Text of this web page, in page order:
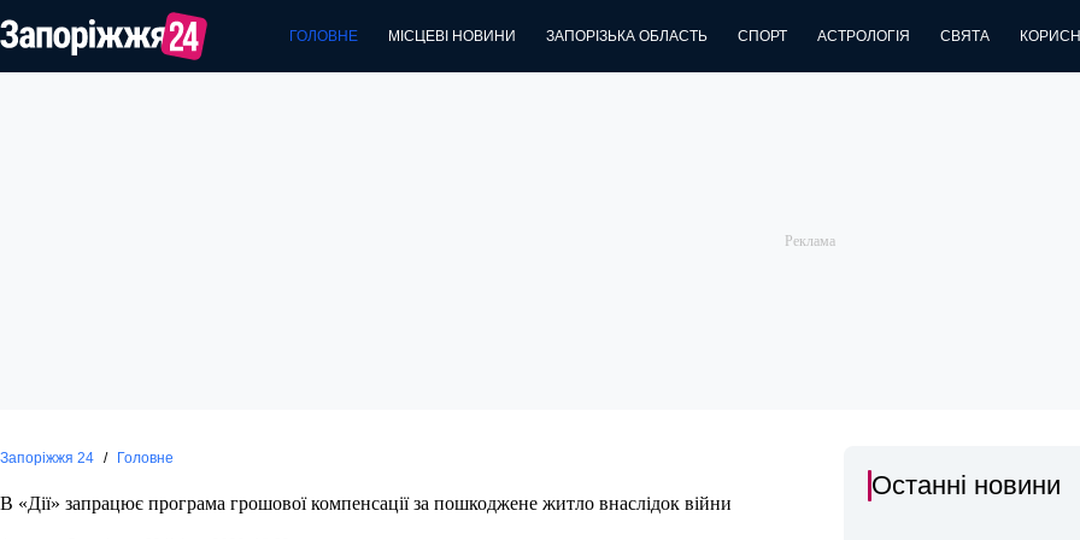
до
вмісту
ГОЛОВНЕ МІСЦЕВІ НОВИНИ ЗАПОРІЗЬКА ОБЛАСТЬ СПОРТ АСТРОЛОГІЯ СВЯТА
Запоріжжя 24 / Головне
В «Дії» запрацює програма грошової компенсації за пошкоджене житло внаслідок війни
Останні новини